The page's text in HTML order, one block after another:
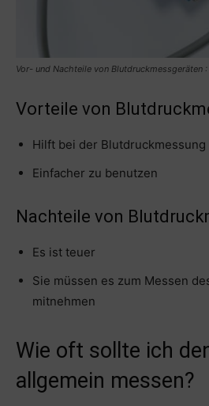
Vor- und Nachteile von Blutdruckmessgeräten
Vorteile von
Hilft bei der Blutdruckmessung
Einfacher zu benutzen
Nachteile von
Es ist teuer
Sie müssen es zum Messen
mitnehmen
Wie oft sollte ich
allgemein messen?